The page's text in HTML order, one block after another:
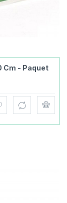
Cm - Paquet